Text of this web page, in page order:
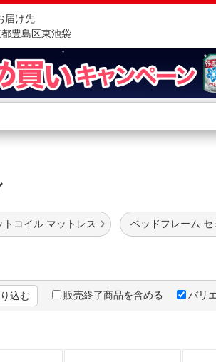
届け先
豊島区東池袋
覧からさがす
ド
トコイル マットレス ベッドフレーム セ
込む 販売終了商品を含める バリ